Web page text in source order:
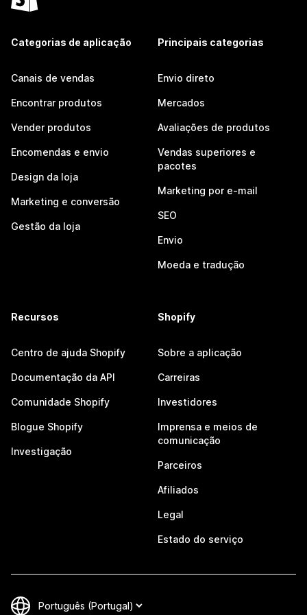
Categorias de aplicação
Canais de vendas
Encontrar produtos
Vender produtos
Encomendas e envio
Design da loja
Marketing e conversão
Gestão da loja
Principais categorias
Envio direto
Mercados
Avaliações de produtos
Vendas superiores e
pacotes
Marketing por e-mail
SEO
Envio
Moeda e tradução
Recursos
Centro de ajuda Shopify
Documentação da API
Comunidade Shopify
Blogue Shopify
Investigação
Shopify
Sobre a aplicação
Carreiras
Investidores
Imprensa e meios de
comunicação
Parceiros
Afiliados
Legal
Estado do serviço